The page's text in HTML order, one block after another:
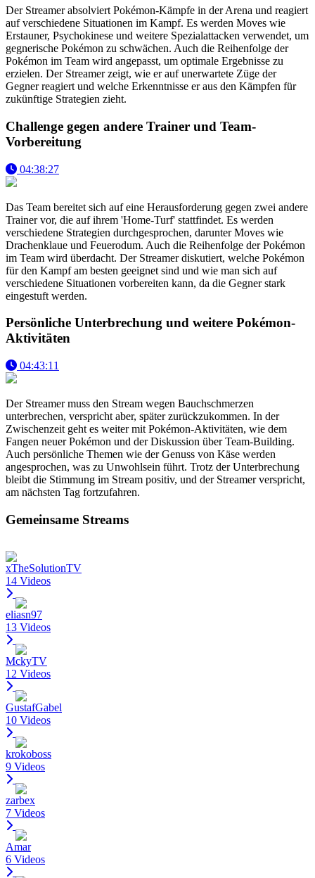
Der Streamer absolviert Pokémon-Kämpfe in der Arena und reagiert
auf verschiedene Situationen im Kampf. Es werden Moves wie
Erstauner, Psychokinese und weitere Spezialattacken verwendet, um
gegnerische Pokémon zu schwächen. Auch die Reihenfolge der
Pokémon im Team wird angepasst, um optimale Ergebnisse zu
erzielen. Der Streamer zeigt, wie er auf unerwartete Züge der
Gegner reagiert und welche Erkenntnisse er aus den Kämpfen für
zukünftige Strategien zieht.
Challenge gegen andere Trainer und Team-
Vorbereitung
04:38:27
Das Team bereitet sich auf eine Herausforderung gegen zwei andere
Trainer vor, die auf ihrem 'Home-Turf' stattfindet. Es werden
verschiedene Strategien durchgesprochen, darunter Moves wie
Drachenklaue und Feuerodum. Auch die Reihenfolge der Pokémon
im Team wird überdacht. Der Streamer diskutiert, welche Pokémon
für den Kampf am besten geeignet sind und wie man sich auf
verschiedene Situationen vorbereiten kann, da die Gegner stark
eingestuft werden.
Persönliche Unterbrechung und weitere Pokémon-
Aktivitäten
04:43:11
Der Streamer muss den Stream wegen Bauchschmerzen
unterbrechen, verspricht aber, später zurückzukommen. In der
Zwischenzeit geht es weiter mit Pokémon-Aktivitäten, wie dem
Fangen neuer Pokémon und der Diskussion über Team-Building.
Auch persönliche Themen wie der Genuss von Käse werden
angesprochen, was zu Unwohlsein führt. Trotz der Unterbrechung
bleibt die Stimmung im Stream positiv, und der Streamer verspricht,
am nächsten Tag fortzufahren.
Gemeinsame Streams
xTheSolutionTV
14 Videos
eliasn97
13 Videos
MckyTV
12 Videos
GustafGabel
10 Videos
krokoboss
9 Videos
zarbex
7 Videos
Amar
6 Videos